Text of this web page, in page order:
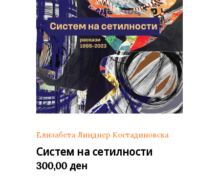
Елизабета Линднер Костадиновска
Систем на сетилности
300,00 ден